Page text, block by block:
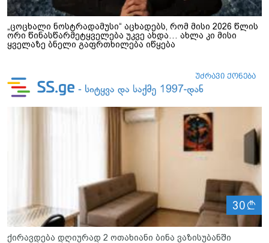
„ცოცხალი ნოსტრადამუსი“ აცხადებს, რომ მისი 2026 წლის
ორი წინასწარმეტყველება უკვე ახდა… ახლა კი მისი
ყველაზე ბნელი გაფრთხილება იწყება
30
ქირავდება დღიურად 2 ოთახიანი ბინა ვაზისუბანში